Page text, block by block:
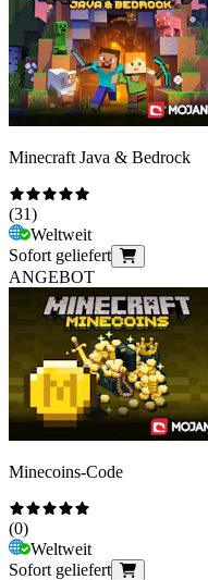
Minecraft Java & Bedrock
(31)
Weltweit
Sofort geliefert
ANGEBOT
Minecoins-Code
(0)
Weltweit
Sofort geliefert